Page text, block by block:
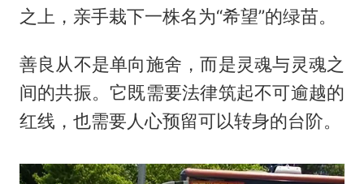
之上，亲手栽下一株名为“希望”的绿苗。
善良从不是单向施舍，而是灵魂与灵魂之
间的共振。它既需要法律筑起不可逾越的
红线，也需要人心预留可以转身的台阶。